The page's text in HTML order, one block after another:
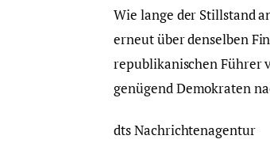
Wie lange der Stillstand
erneut über denselben
republikanischen Führer
genügend Demokraten
dts Nachrichtenagentur